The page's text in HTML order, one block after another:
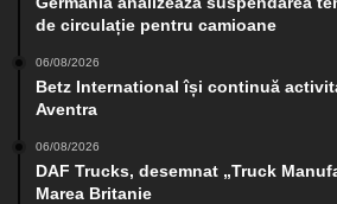
de circulație pentru camioane
06/08/2026
Betz International își continuă
Aventra
06/08/2026
DAF Trucks, desemnat „Truck
Marea Britanie